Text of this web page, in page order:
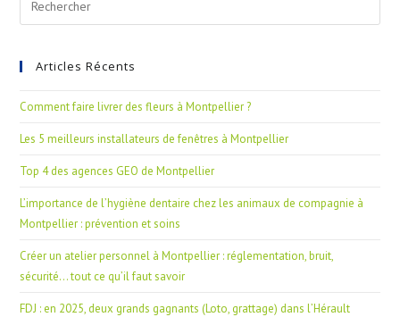
Articles Récents
Comment faire livrer des fleurs à Montpellier ?
Les 5 meilleurs installateurs de fenêtres à Montpellier
Top 4 des agences GEO de Montpellier
L’importance de l’hygiène dentaire chez les animaux de compagnie à
Montpellier : prévention et soins
Créer un atelier personnel à Montpellier : réglementation, bruit,
sécurité… tout ce qu’il faut savoir
FDJ : en 2025, deux grands gagnants (Loto, grattage) dans l’Hérault